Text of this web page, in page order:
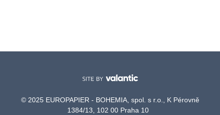
© 2025 EUROPAPIER - BOHEMIA, spol. s r.o., K Pérovně
1384/13, 102 00 Praha 10